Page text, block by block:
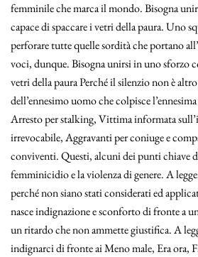
femminile che marca il mondo. Bisogna
capace di spaccare i vetri della paura. Uno
perforare tutte quelle sordità che portano
voci, dunque. Bisogna unirsi in uno sforzo
vetri della paura Perché il silenzio non è
dell’ennesimo uomo che colpisce
Arresto per stalking, Vittima informata
irrevocabile, Aggravanti per coniuge e
conviventi. Questi, alcuni dei punti chiave
femminicidio e la violenza di genere. A
perché non siano stati considerati ed
nasce indignazione e sconforto di fronte a
un ritardo che non ammette giustifica. A
indignarci di fronte ai Meno male, Era ora,